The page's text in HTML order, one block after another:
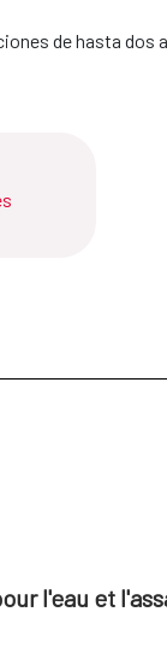
de hasta dos
l'eau et